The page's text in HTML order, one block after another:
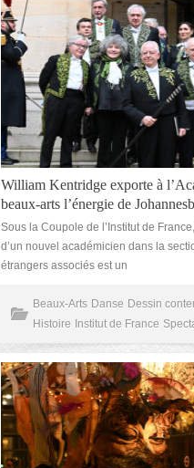
William Kentridge exporte à
beaux-arts l’énergie de
Sous la Coupole de l’Institut de
d’un nouvel académicien dans la
étrangers associés est un
Beaux-Arts Danse Dessin
Histoire
Institut de France